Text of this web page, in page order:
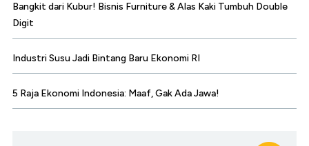
Bangkit dari Kubur! Bisnis Furniture & Alas Kaki Tumbuh Double
Digit
Industri Susu Jadi Bintang Baru Ekonomi RI
5 Raja Ekonomi Indonesia: Maaf, Gak Ada Jawa!